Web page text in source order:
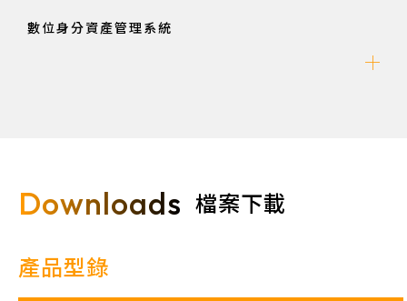
數位身分資產管理系統
Downloads 檔案下載
產品型錄